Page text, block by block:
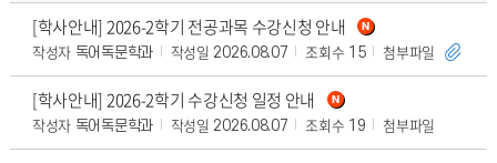
[학사안내] 2026-2학기 전공과목 수강신청 안내
작성자 독어독문학과 작성일 2026.08.07 조회수 15 첨부파일
[학사안내] 2026-2학기 수강신청 일정 안내
작성자 독어독문학과 작성일 2026.08.07 조회수 19 첨부파일